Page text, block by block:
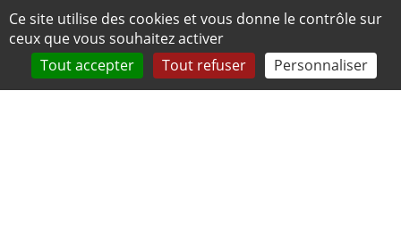
Panneau de gestion des cookies
Ce site utilise des cookies et vous donne le contrôle sur
ceux que vous souhaitez activer
Tout accepter
Tout refuser Personnaliser